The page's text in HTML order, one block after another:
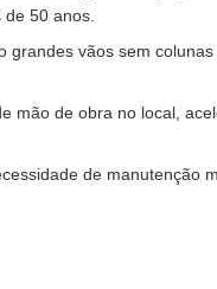
50 anos.
vãos sem colunas
mão de obra no local,
de manutenção